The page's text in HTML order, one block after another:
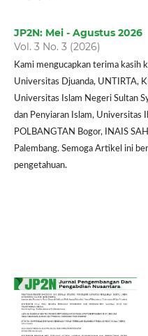
JP2N: Mei - Agustus 2026
Vol. 3 No. 3 (2026)
Kami mengucapkan terima kasih
Universitas Djuanda, UNTIRTA,
Universitas Islam Negeri Sultan
dan Penyiaran Islam, Universitas
POLBANGTAN Bogor, INAIS
Palembang. Semoga Artikel ini
pengetahuan.